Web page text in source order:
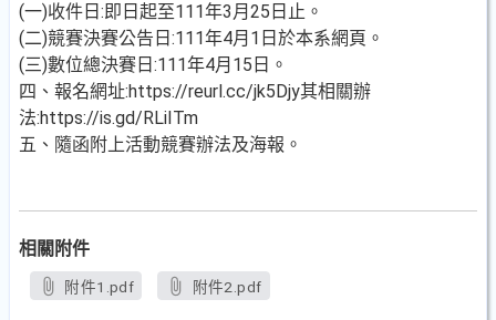
(一)收件日:即日起至111年3月25日止。
(二)競賽決賽公告日:111年4月1日於本系網頁。
(三)數位總決賽日:111年4月15日。
四、報名網址:https://reurl.cc/jk5Djy其相關辦
法:https://is.gd/RLiITm
五、隨函附上活動競賽辦法及海報。
相關附件
附件1.pdf 附件2.pdf